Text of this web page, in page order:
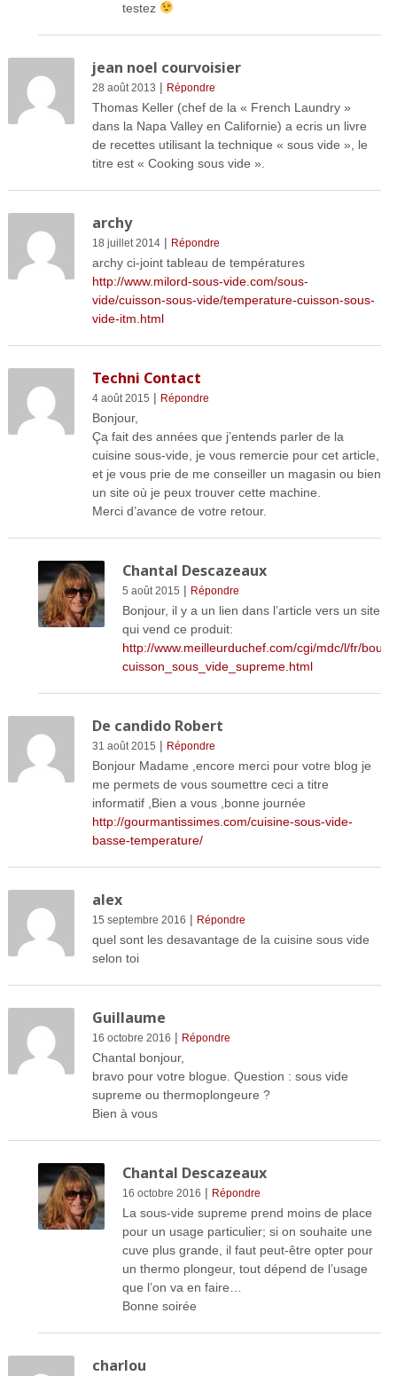
testez
jean noel courvoisier
28 août 2013 | Répondre
Thomas Keller (chef de la « French Laundry »
dans la Napa Valley en Californie) a ecris un livre
de recettes utilisant la technique « sous vide », le
titre est « Cooking sous vide ».
archy
18 juillet 2014| Répondre
archy ci-joint tableau de températures
http://www.milord-sous-vide.com/sous-
vide/cuisson-sous-vide/temperature-cuisson-sous-
vide-itm.html
Techni Contact
4 août 2015 | Répondre
Bonjour,
Ça fait des années que j’entends parler de la
cuisine sous-vide, je vous remercie pour cet article,
et je vous prie de me conseiller un magasin ou bien
un site où je peux trouver cette machine.
Merci d’avance de votre retour.
Chantal Descazeaux
5 août 2015 | Répondre
Bonjour, il y a un lien dans l’article vers un site
qui vend ce produit:
http://www.meilleurduchef.com/cgi/mdc/l/fr/
cuisson_sous_vide_supreme.html
De candido Robert
31 août 2015 | Répondre
Bonjour Madame ,encore merci pour votre blog je
me permets de vous soumettre ceci a titre
informatif ,Bien a vous ,bonne journée
http://gourmantissimes.com/cuisine-sous-vide-
basse-temperature/
alex
15 septembre 2016 | Répondre
quel sont les desavantage de la cuisine sous vide
selon toi
Guillaume
16 octobre 2016 | Répondre
Chantal bonjour,
bravo pour votre blogue. Question : sous vide
supreme ou thermoplongeure ?
Bien à vous
Chantal Descazeaux
16 octobre 2016 | Répondre
La sous-vide supreme prend moins de place
pour un usage particulier; si on souhaite une
cuve plus grande, il faut peut-être opter pour
un thermo plongeur, tout dépend de l’usage
que l’on va en faire…
Bonne soirée
charlou